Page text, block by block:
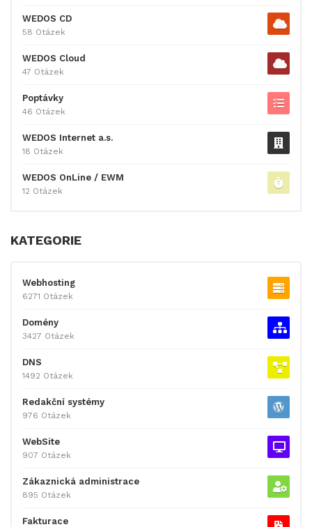
WEDOS CD
58 Otázek
WEDOS Cloud
47 Otázek
Poptávky
46 Otázek
WEDOS Internet a.s.
18 Otázek
WEDOS OnLine / EWM
12 Otázek
KATEGORIE
Webhosting
6271 Otázek
Domény
3427 Otázek
DNS
1492 Otázek
Redakční systémy
976 Otázek
WebSite
907 Otázek
Zákaznická administrace
895 Otázek
Fakturace